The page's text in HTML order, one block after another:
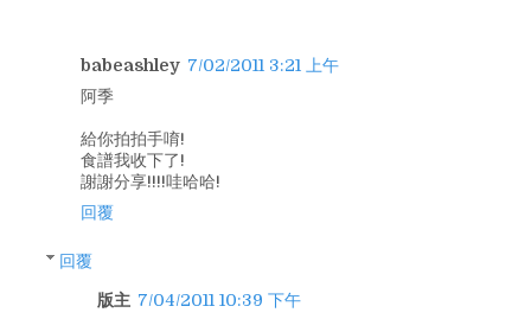
babeashley 7/02/2011 3:21 上午
阿季
給你拍拍手唷!
食譜我收下了!
謝謝分享!!!!哇哈哈!
回覆
回覆
版主 7/04/2011 10:39 下午